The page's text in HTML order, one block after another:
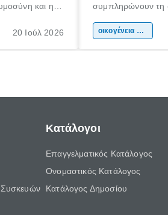
και η
κάθε
20 Ιούλ 2026
συμπληρώνουν τη
της
οικογένεια & παιδί
Συσκευών
Κατάλογοι
Επαγγελματικός Κατάλογος
Ονομαστικός Κατάλογος
Κατάλογος Δημοσίου